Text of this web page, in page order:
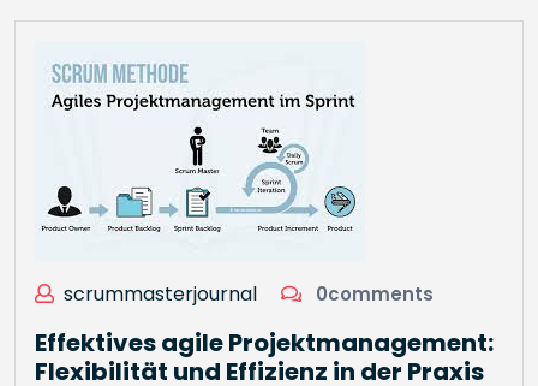
scrummasterjournal 0comments
Effektives agile Projektmanagement:
Flexibilität und Effizienz in der Praxis